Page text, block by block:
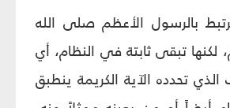
بالرسول الأعظم صلى الله
لكنها تبقى ثابتة في النظام، أي
تحدده الآية الكريمة ينطبق